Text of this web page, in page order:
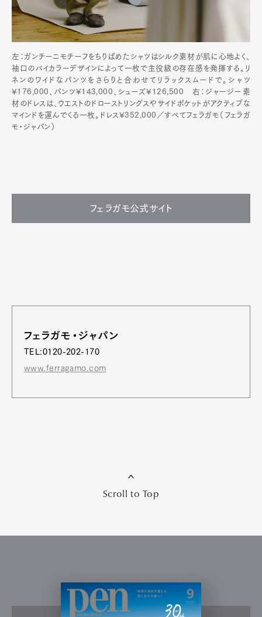
左：ガンチーニモチーフをちりばめたシャツはシルク素材が肌に心地よく、
袖口のバイカラーデザインによって一枚で主役級の存在感を発揮する。リ
ネンのワイドなパンツをさらりと合わせてリラックスムードで。シャツ
¥176,000、パンツ¥143,000、シューズ¥126,500 右：ジャージー素
材のドレスは、ウエストのドローストリングスやサイドポケットがアクティブな
マインドを運んでくる一枚。ドレス¥352,000／すべてフェラガモ（フェラガ
モ・ジャパン）
フェラガモ公式サイト
フェラガモ・ジャパン
TEL:0120-202-170
www.ferragamo.com
Scroll to Top